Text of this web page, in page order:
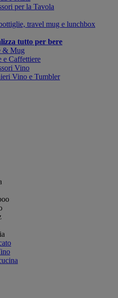
per la Tavola
travel mug e lunchbox
tutto per bere
& Mug
e Caffettiere
Vino
Vino e Tumbler